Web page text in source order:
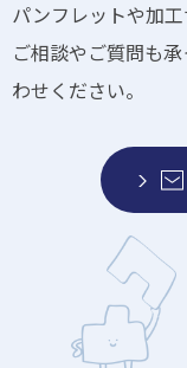
パンフレットや加
ご相談やご質問も
わせください。